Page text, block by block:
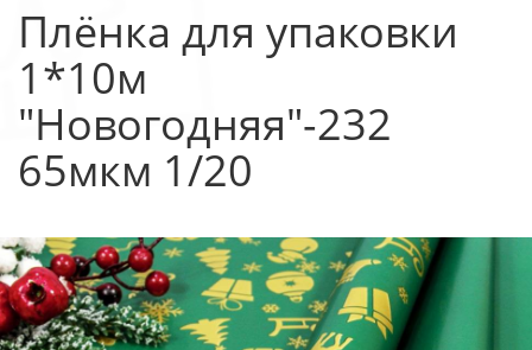
Плёнка для упаковки
1*10м
"Новогодняя"-232
65мкм 1/20